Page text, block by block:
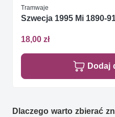
Tramwaje
Szwecja 1995 Mi 1890-
18,00 zł
Dodaj
Dlaczego warto zbierać